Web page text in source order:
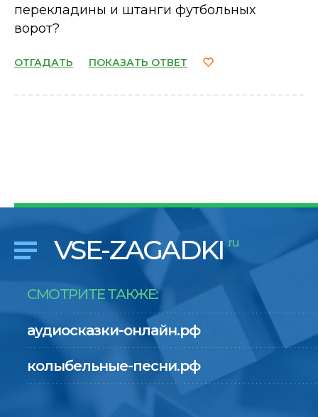
перекладины и штанги футбольных
ворот?
ОТГАДАТЬ ПОКАЗАТЬ ОТВЕТ
VSE-ZAGADKI .ru
СМОТРИТЕ ТАКЖЕ:
аудиосказки-онлайн.рф
колыбельные-песни.рф